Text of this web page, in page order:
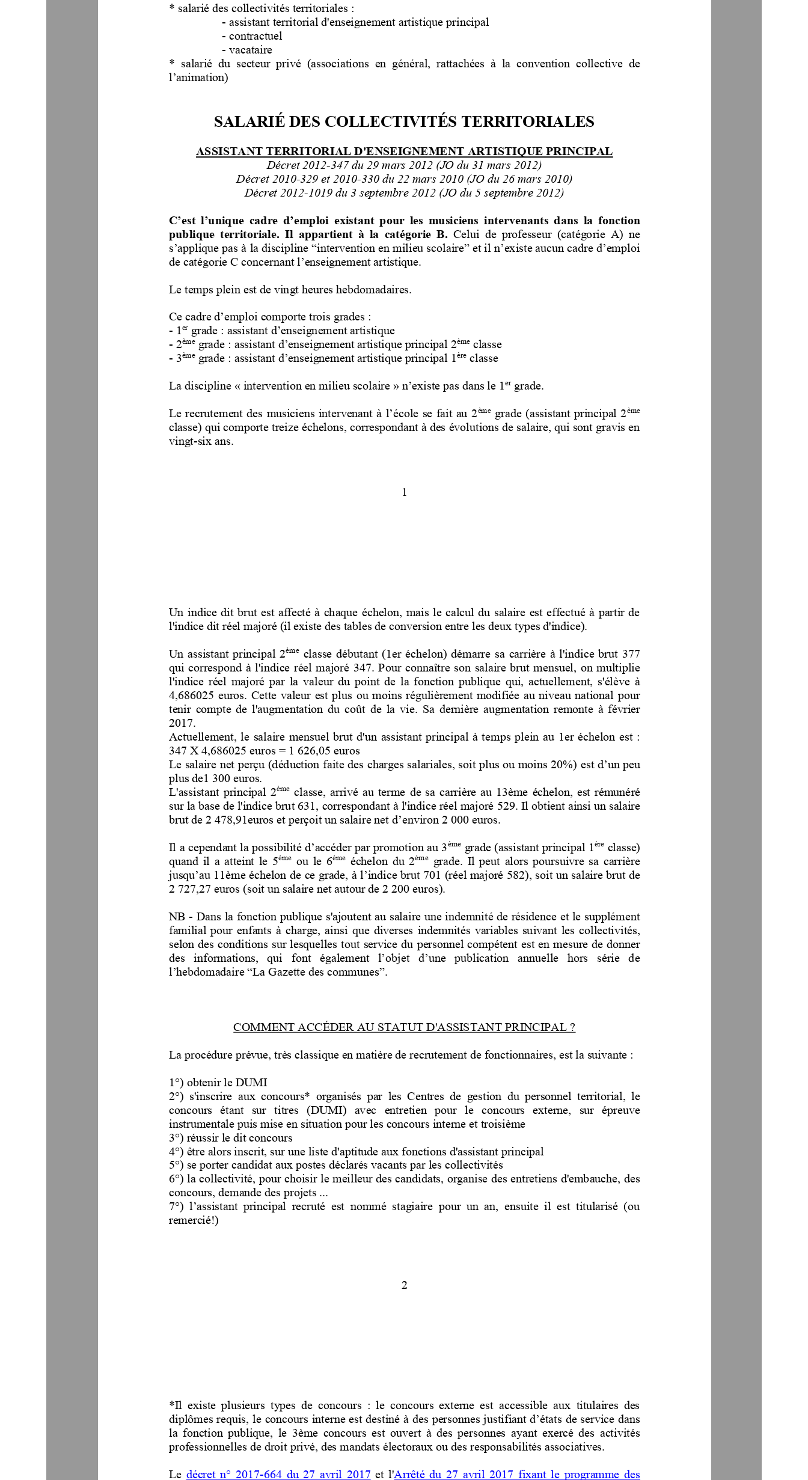
1
* salarié des collectivités territoriales :
- assistant territorial d'enseignement artistique principal
- contractuel
- vacataire
*  salarié  du  secteur  privé  (associations  en  général,  rattachées  à  la  convention  collective  de
l’animation)
SALARIÉ DES COLLECTIVITÉS TERRITORIALES
ASSISTANT TERRITORIAL D'ENSEIGNEMENT ARTISTIQUE PRINCIPAL
Décret 2012-347 du 29 mars 2012 (JO du 31 mars 2012)
Décret 2010-329 et 2010-330 du 22 mars 2010 (JO du 26 mars 2010)
Décret 2012-1019 du 3 septembre 2012 (JO du 5 septembre 2012)
C’est l’unique cadre d’emploi existant pour les musiciens intervenants  dans  la  fonction
publique  territoriale.  Il  appartient  à  la  catégorie  B. Celui  de  professeur  (catégorie  A)  ne
s’applique pas à la discipline “intervention en milieu scolaire” et il n’existe aucun cadre d’emploi
de catégorie C concernant l’enseignement artistique.
Le temps plein est de vingt heures hebdomadaires.
Ce cadre d’emploi comporte trois grades :
- 1er grade : assistant d’enseignement artistique
- 2ème grade : assistant d’enseignement artistique principal 2ème classe
- 3ème grade : assistant d’enseignement artistique principal 1 ère classe
La discipline « intervention en milieu scolaire » n’existe pas dans le 1 er grade.
Le recrutement des musiciens intervenant à l’école se fait au 2ème grade (assistant principal 2ème
classe) qui comporte treize échelons, correspondant à des évolutions de salaire, qui sont gravis en
vingt-six ans.
2
Un  indice  dit  brut  est  affecté  à  chaque  échelon,  mais  le  calcul  du  salaire  est  effectué  à  partir  de
l'indice dit réel majoré (il existe des tables de conversion entre les deux types d'indice).
Un  assistant  principal  2ème classe  débutant  (1er  échelon)  démarre  sa  carrière  à  l'indice  brut 377
qui  correspond  à  l'indice  réel  majoré 347 .  Pour  connaître  son  salaire  brut  mensuel,  on  multiplie
l'indice  réel  majoré  par  la valeur  du  point  de  la  fonction  publique  qui,  actuellement,  s'élève  à
4,686025 euros.  Cette  valeur  est  plus  ou  moins  régulièrement  modifiée  au  niveau  national  pour
tenir  compte  de  l'augmentation  du  coût  de  la  vie.
Sa  dernière  augmentation  remonte  à  février
2017.
Actuellement,  le  salaire  mensuel  brut  d'un  assistant  principal  à  temps  plein  au  1er  échelon  est  :
347 X 4,686025 euros = 1 626,05 euros
Le salaire net perçu (déduction faite des charges salariales, soit plus ou moins 20%) est d’un peu
plus de1 300 euros.
L'assistant  principal  2ème classe,  arrivé  au  terme  de  sa  carrière  au  13ème  échelon,  est  rémunéré
sur la base de l'indice brut 631 , correspondant à l'indice réel majoré 529. Il obtient ainsi un salaire
brut de 2 478,91euros et perçoit un salaire net d’environ 2 000 euros.
Il a cependant la possibilité d’accéder par promotion au 3ème grade (assistant principal 1 ère classe)
quand  il  a  atteint  le  5ème ou  le  6ème échelon  du  2ème
grade.  Il  peut  alors  poursuivre  sa  carrière
jusqu’au 11ème échelon de ce grade, à l’indice brut 701 (réel majoré 582), soit un salaire brut de
2 727,27 euros (soit un salaire net autour de 2 200 euros).
NB - Dans la fonction publique s'ajoutent au salaire une indemnité de résidence et le supplément
familial  pour  enfants  à  charge,  ainsi  que  diverses  indemnités  variables  suivant  les  collectivités,
selon des conditions sur lesquelles tout service du personnel compétent est en mesure de donner
des  informations,  qui  font  également  l’objet  d’une  publication  annuelle  hors  série  de
l’hebdomadaire “La Gazette des communes”.
COMMENT ACCÉDER AU STATUT D'ASSISTANT PRINCIPAL ?
La procédure prévue, très classique en matière de recrutement de fonctionnaires, est la suivante :
1°) obtenir le DUMI
2°)  s'inscrire  aux  concours*  organisés  par  les  Centres  de  gestion  du  personnel  territorial,  le
concours   étant   sur   titres   (DUMI)   avec   entretien   pour   le   concours   externe,   sur   épreuve
instrumentale puis mise en situation pour les concours interne et troisième
3°) réussir le dit concours
4°) être alors inscrit, sur une liste d'aptitude aux fonctions d'assistant principal
5°) se porter candidat aux postes déclarés vacants par les collectivités
6°) la collectivité, pour choisir le meilleur des candidats, organise des entretiens d'embauche, des
concours, demande des projets ...
7°)  l’assistant  principal  recruté  est  nommé  stagiaire  pour  un  an,  ensuite  il  est  titularisé  (ou
remercié!)
*Il  existe  plusieurs  types  de  concours  :  le  concours  externe  est  accessible  aux  titulaires  des
diplômes requis, le concours interne est destiné à des personnes justifiant d’états de service dans
la  fonction  publique,  le  3ème  concours  est  ouvert  à  des  personnes  ayant  exercé  des  activités
professionnelles de droit privé, des mandats électoraux ou des responsabilités associatives.
Le décret  n°  2017-664  du  27  avril  2017 et  l'Arrêté  du  27  avril  2017  fixant  le  programme  des